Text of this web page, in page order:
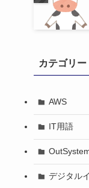
カテゴリー
AWS
IT用語
デジタル